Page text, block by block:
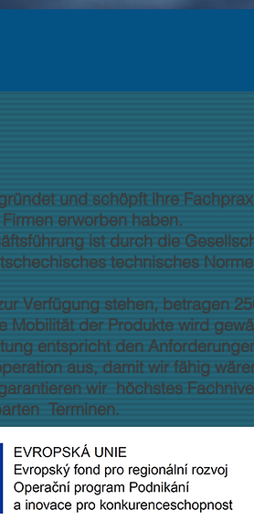
und schöpft ihre
erworben haben.
ist durch die
technisches
Verfügung stehen, betragen
der Produkte wird
entspricht den
aus, damit wir fähig
wir höchstes
Terminen.
Gesetzen, Vorschriften